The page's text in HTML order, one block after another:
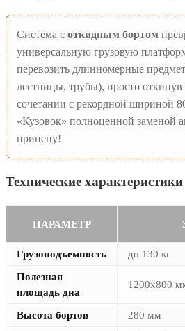
Система с откидным бортом
универсальную грузовую
перевозить длинномерные
лестницы, трубы), просто
сочетании с рекордной шириной
«Кузовок» полноценной заменой
прицепу!
Технические характеристики
ПАРАМЕТР
Грузоподъемность до 130 кг
Полезная
площадь дна
1200х800
Высота бортов 280 мм